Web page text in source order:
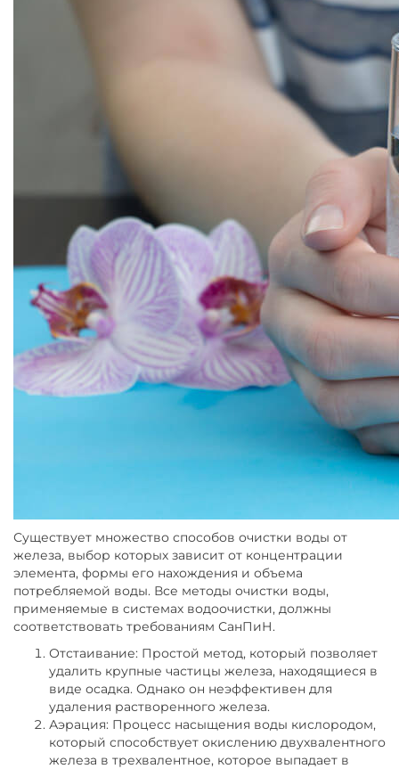
Существует множество способов очистки воды от
железа, выбор которых зависит от концентрации
элемента, формы его нахождения и объема
потребляемой воды. Все методы очистки воды,
применяемые в системах водоочистки, должны
соответствовать требованиям СанПиН.
Отстаивание: Простой метод, который позволяет
удалить крупные частицы железа, находящиеся в
виде осадка. Однако он неэффективен для
удаления растворенного железа.
Аэрация: Процесс насыщения воды кислородом,
который способствует окислению двухвалентного
железа в трехвалентное, которое выпадает в